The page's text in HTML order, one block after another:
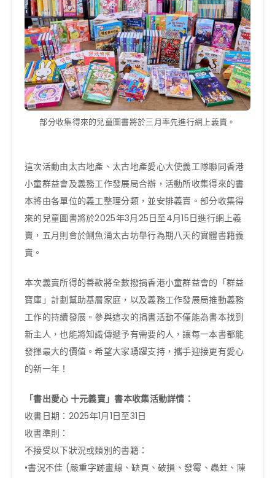
部分收集得來的兒童圖書將於三月率先進行網上義賣。
這次活動由太古地產、太古地產愛心大使義工隊聯同香港
小童群益會及義務工作發展局合辦，活動所收集得來的書
本將由各單位的義工整理分類，並安排義賣。部分收集得
來的兒童圖書將於2025年3月25日至4月15日進行網上義
賣，五月則會於鰂魚涌太古坊舉行為期八天的實體書籍義
賣。
本次義賣所得的善款將全數撥捐香港小童群益會的「群益
寶庫」計劃幫助基層家庭，以及義務工作發展局推動義務
工作的持續發展。參與這次的捐書活動不僅能為書本找到
新主人，也能將知識傳遞予有需要的人，讓每一本書都能
發揮最大的價值。希望大家踴躍支持，攜手迎接更有愛心
的新一年！
「書出愛心 十元義賣」書本收集活動詳情：
收書日期：2025年1月1日至31日
收書準則：
不接受以下狀況或類別的書籍：
•書況不佳 (嚴重字跡畫線、缺頁、破損、發霉、蟲蛀、陳